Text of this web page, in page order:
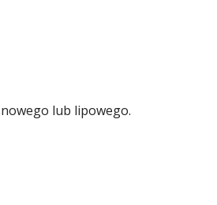
lub lipowego.